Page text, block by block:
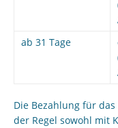
ab 31 Tage
Die Bezahlung für das
der Regel sowohl mit